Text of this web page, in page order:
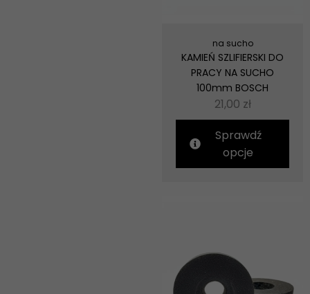
na sucho
KAMIEŃ SZLIFIERSKI DO
PRACY NA SUCHO
100mm BOSCH
21,00 zł
Sprawdź
opcje